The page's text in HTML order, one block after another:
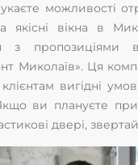
можливості
якісні вікна в
з пропозиціями
Миколаїв». Ця
вигідні
ви плануєте
двері,